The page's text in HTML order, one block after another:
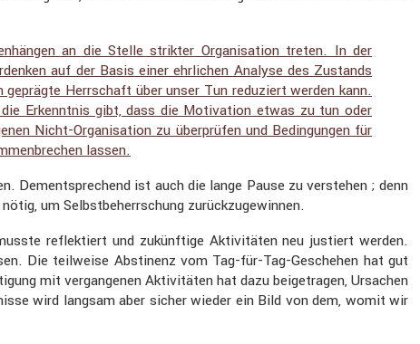
an die Stelle strikter Organi­sa­tion treten. In der
auf der Basis einer ehrli­chen Analyse des Zustands
Herrschaft über unser Tun reduziert werden kann.
Erkenntnis gibt, dass die Motiva­tion etwas zu tun oder
Nicht-Organi­sa­tion zu überprüfen und Bedin­gungen für
lassen.
Dementspre­chend ist auch die lange Pause zu verstehen ; denn
um Selbst­be­herr­schung zurück­zu­ge­winnen.
reflek­tiert und zukünf­tige Aktivi­täten neu justiert werden.
Die teilweise Absti­nenz vom Tag-für-Tag-Geschehen hat gut
mit vergan­genen Aktivi­täten hat dazu beige­tragen, Ursachen
wird langsam aber sicher wieder ein Bild von dem, womit wir